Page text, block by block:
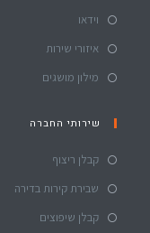
וידאו
איזורי שירות
מילון מושגים
שירותי החברה
קבלן ריצוף
שבירת קירות בדירה
קבלן שיפוצים